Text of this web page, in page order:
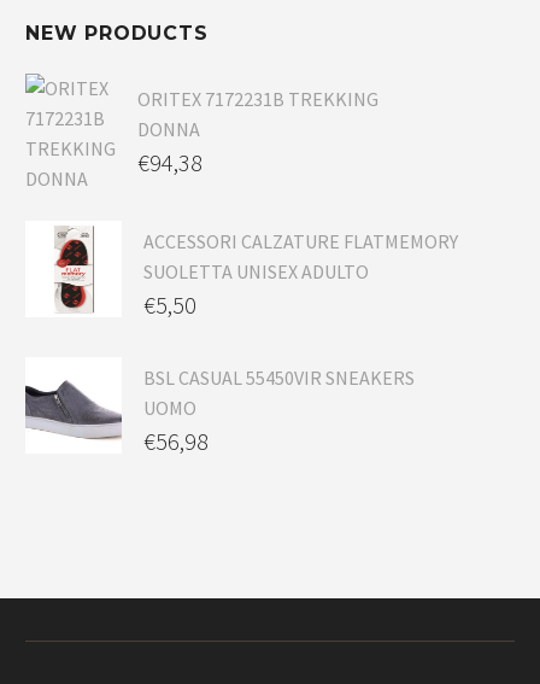
NEW PRODUCTS
ORITEX 7172231B TREKKING
DONNA
€94,38
ACCESSORI CALZATURE FLATMEMORY
SUOLETTA UNISEX ADULTO
€5,50
BSL CASUAL 55450VIR SNEAKERS
UOMO
€56,98